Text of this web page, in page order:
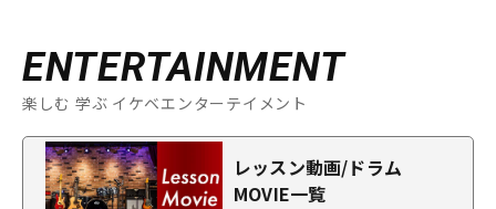
ENTERTAINMENT
楽しむ 学ぶ イケベエンターテイメント
レッスン動画/ドラム
MOVIE一覧